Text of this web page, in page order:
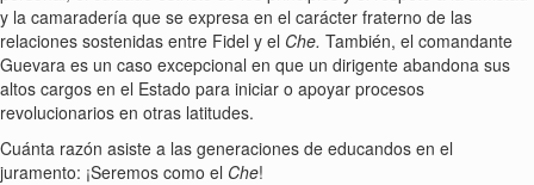
y la camaradería que se expresa en el carácter fraterno de las
relaciones sostenidas entre Fidel y el Che. También, el comandante
Guevara es un caso excepcional en que un dirigente abandona sus
altos cargos en el Estado para iniciar o apoyar procesos
revolucionarios en otras latitudes.
Cuánta razón asiste a las generaciones de educandos en el
juramento: ¡Seremos como el Che!